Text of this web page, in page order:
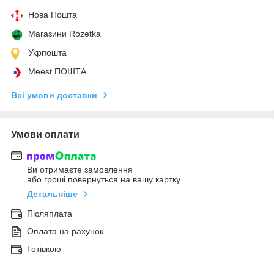
Нова Пошта
Магазини Rozetka
Укрпошта
Meest ПОШТА
Всі умови доставки
Умови оплати
Ви отримаєте замовлення
або гроші повернуться на вашу картку
Детальніше
Післяплата
Оплата на рахунок
Готівкою